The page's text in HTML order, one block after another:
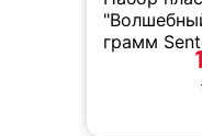
грамм